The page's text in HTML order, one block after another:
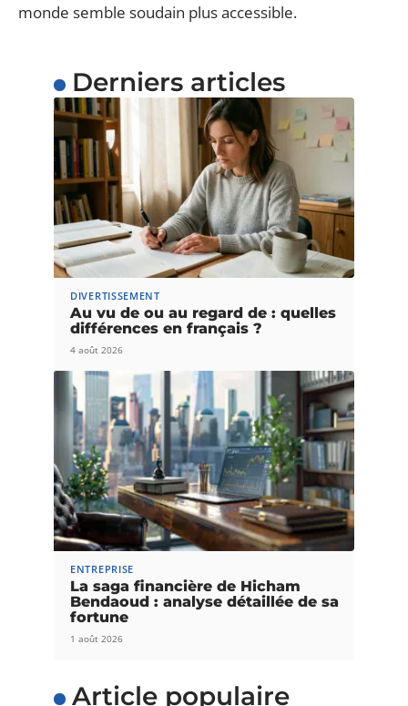
monde semble soudain plus accessible.
Derniers articles
DIVERTISSEMENT
Au vu de ou au regard de : quelles
différences en français ?
4 août 2026
ENTREPRISE
La saga financière de Hicham
Bendaoud : analyse détaillée de sa
fortune
1 août 2026
Article populaire